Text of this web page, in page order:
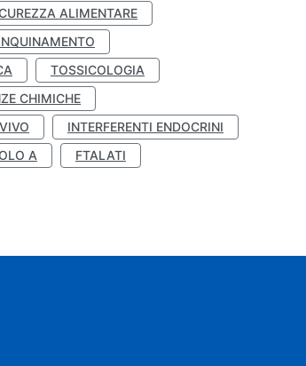
ALIMENTARE
TOSSICOLOGIA
CHIMICHE
INTERFERENTI ENDOCRINI
A
FTALATI